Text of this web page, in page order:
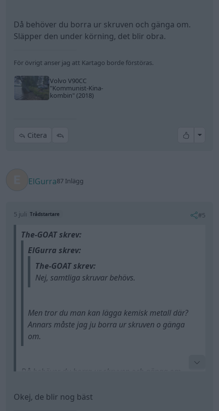
Då behöver du borra ur skruven och gänga om.
Släpper den under körning, det blir obra.
För övrigt anser jag att Kartago borde förstöras.
Volvo V90CC
"Kommunist-Kina-
kombin"(2018)
Citera All
ElGurra87 Inlägg
5 juli Trådstartare #5
The-GOAT skrev:
ElGurra skrev:
The-GOAT skrev:
Nej, samtliga skruvar behövs.
Men tror du man kan lägga kemisk metall där?
Annars måste jag ju borra ur skruven o gänga
om.
Då behöver du borra ur skruven och gänga om.
Okej, de blir nog bäst